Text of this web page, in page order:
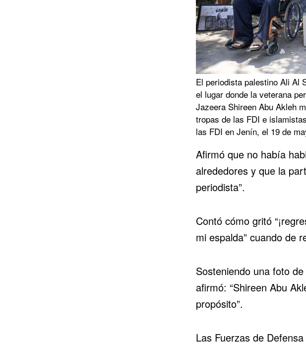
El periodista palestino Ali Al
el lugar donde la veterana
Jazeera Shireen Abu Akleh
tropas de las FDI e
las FDI en Jenín, el 19 de
Afirmó que no había
alrededores y que la
periodista”.
Contó cómo gritó
mi espalda” cuando de
Sosteniendo una foto
afirmó: “Shireen Abu
propósito”.
Las Fuerzas de